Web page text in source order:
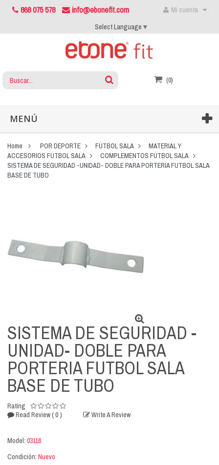
868 075 578 info@ebonefit.com
Mi cuenta
Select Language ▼
(0)
MENÚ
Home POR DEPORTE FÚTBOL SALA
MATERIAL Y
ACCESORIOS FÚTBOL SALA
COMPLEMENTOS FÚTBOL SALA
SISTEMA DE SEGURIDAD -UNIDAD- DOBLE PARA PORTERIA FUTBOL SALA
BASE DE TUBO
SISTEMA DE SEGURIDAD -
UNIDAD- DOBLE PARA
PORTERIA FUTBOL SALA
BASE DE TUBO
Rating
Read Review( 0 ) Write A Review
Model: 03116
Condición: Nuevo